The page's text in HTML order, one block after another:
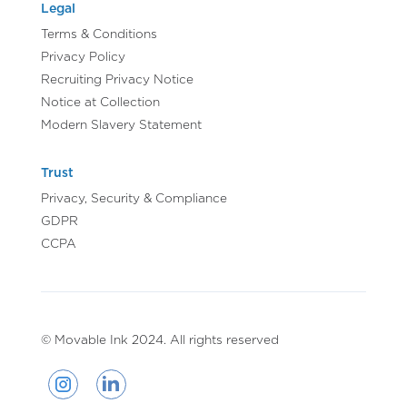
Legal
Terms & Conditions
Privacy Policy
Recruiting Privacy Notice
Notice at Collection
Modern Slavery Statement
Trust
Privacy, Security & Compliance
GDPR
CCPA
© Movable Ink 2024. All rights reserved